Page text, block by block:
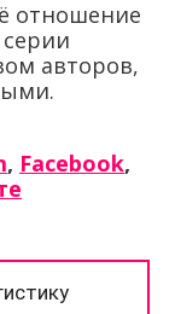
отношение
авторов,
, Facebook,